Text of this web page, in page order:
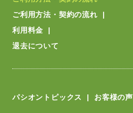
ご利用方法・契約の流れ
利用料金
退去について
パシオントピックス お客様の声